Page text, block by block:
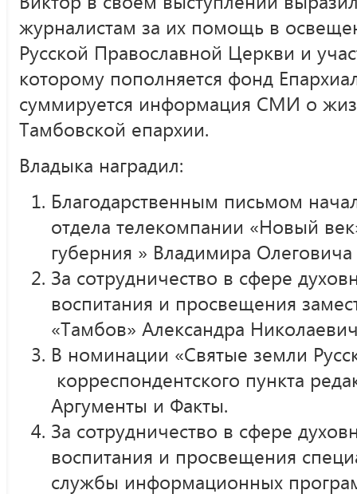
журналистам за их помощь в
Русской Православной Церкви и
которому пополняется фонд
суммируется информация СМИ о
Тамбовской епархии.
Владыка наградил:
Благодарственным письмом
отдела телекомпании «Новый
губерния » Владимира Олеговича
За сотрудничество в сфере
воспитания и просвещения
«Тамбов» Александра
В номинации «Святые земли
корреспондентского пункта
Аргументы и Факты.
За сотрудничество в сфере
воспитания и просвещения
службы информационных